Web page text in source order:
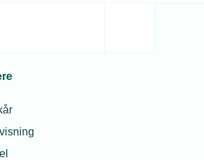
logget ind
for medlemmer, og du skal derfor